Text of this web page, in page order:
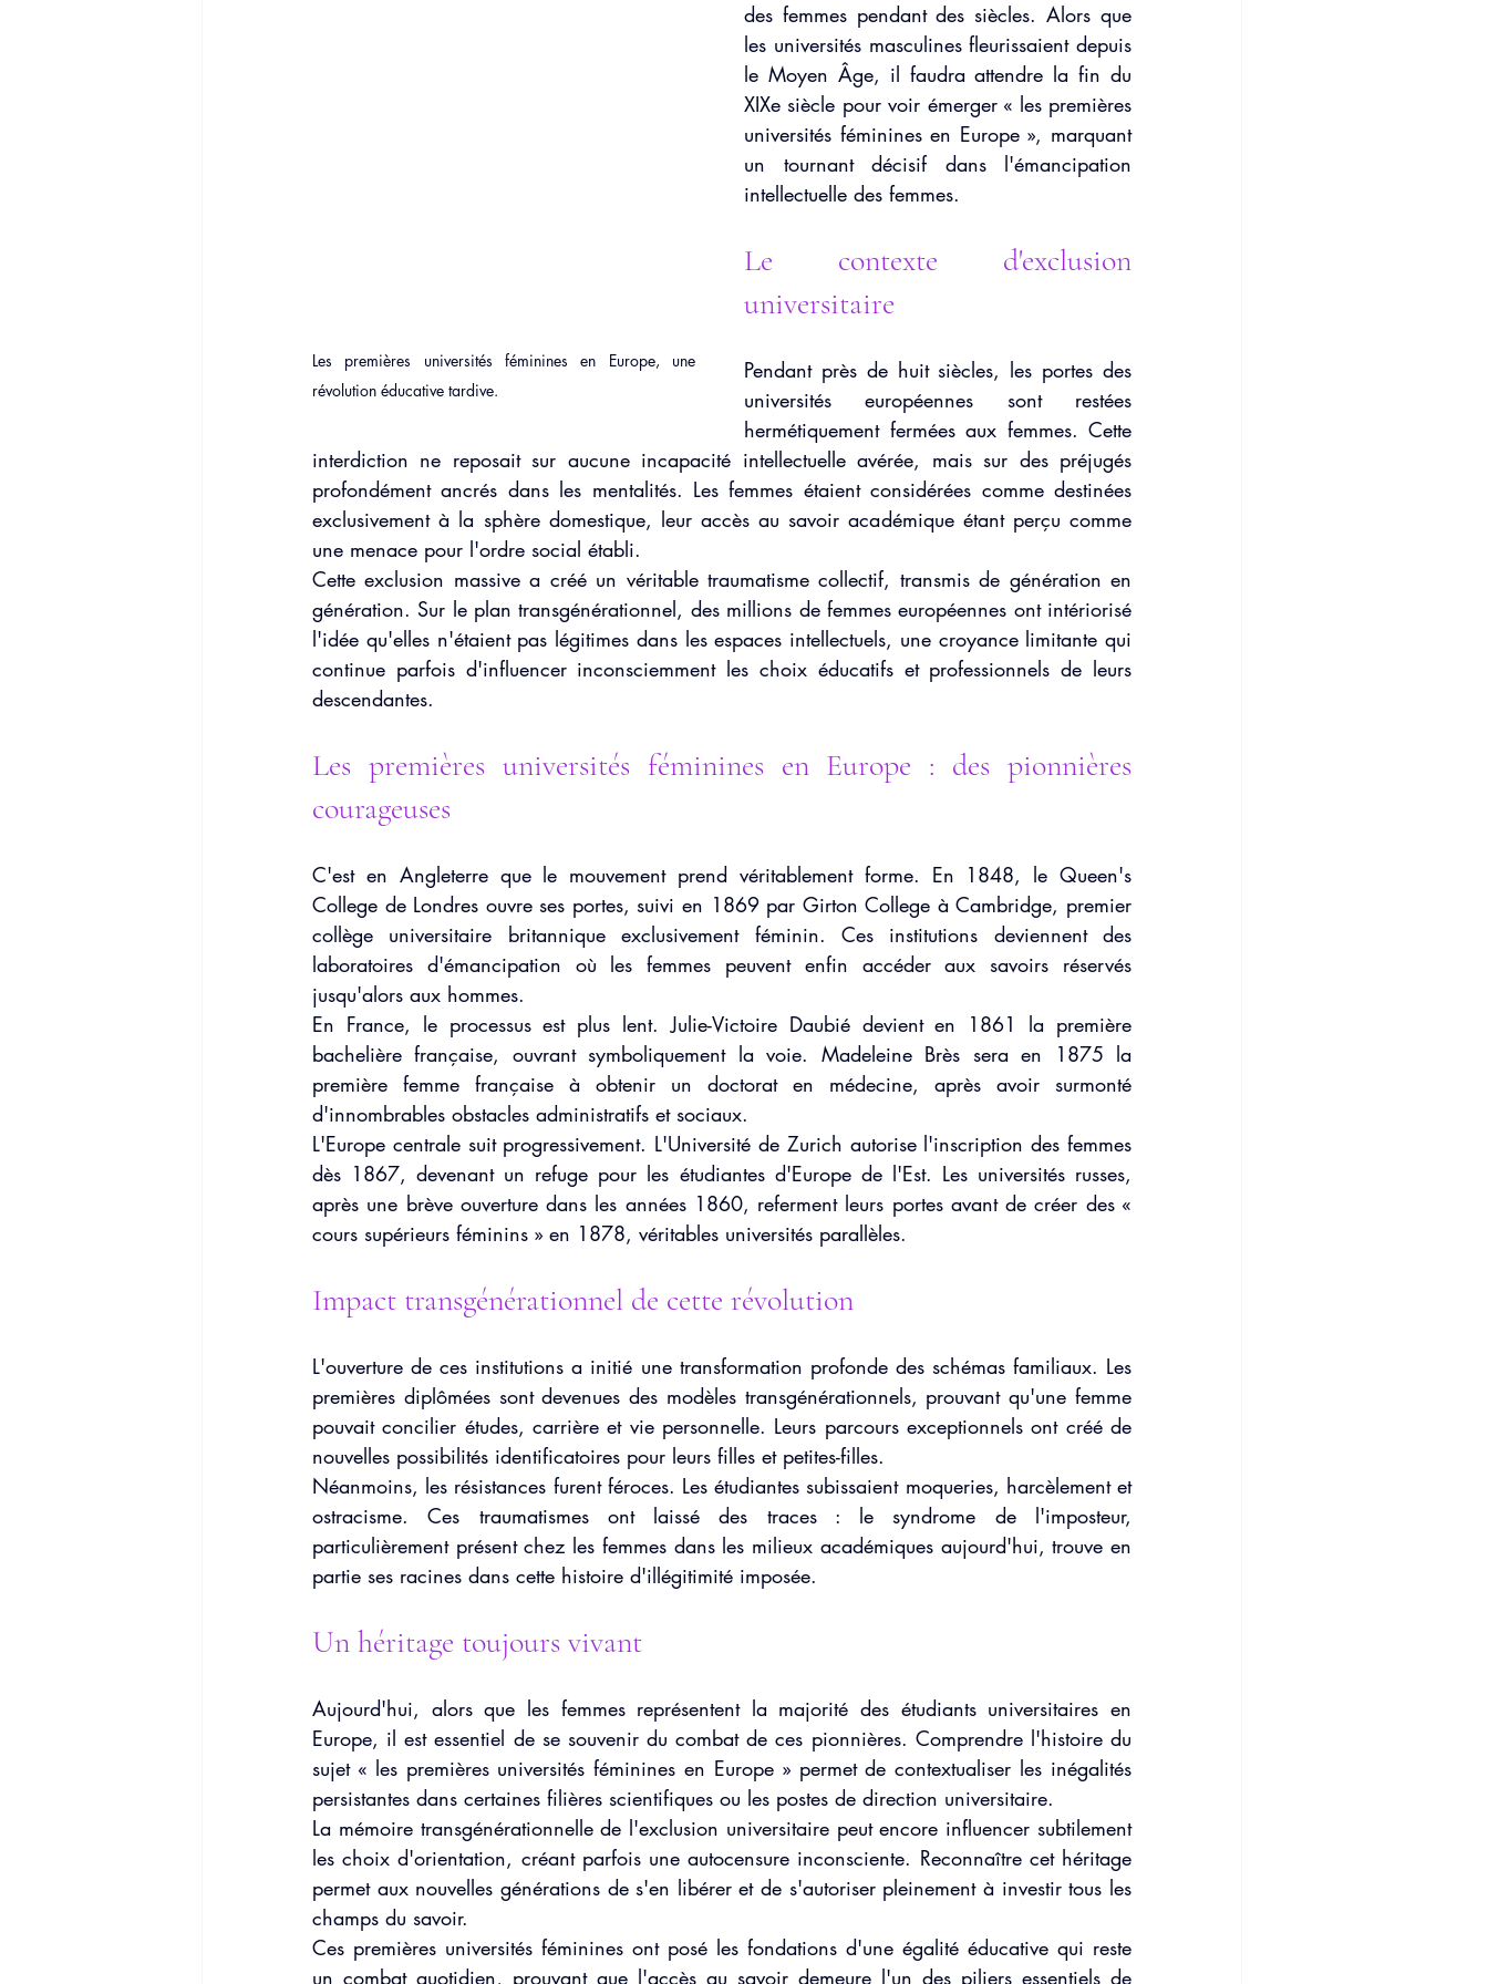
Troubles alimentaires (TCA) Fatigue mentale
Les premières universités féminines en Europe, une
révolution éducative tardive.
des femmes pendant des siècles. Alors que
les universités masculines fleurissaient depuis
le Moyen Âge, il faudra attendre la fin du
XIXe siècle pour voir émerger « les premières
universités féminines en Europe », marquant
un tournant décisif dans l'émancipation
intellectuelle des femmes.
Le contexte d'exclusion
universitaire
Pendant près de huit siècles, les portes des
universités européennes sont restées
hermétiquement fermées aux femmes. Cette
interdiction ne reposait sur aucune incapacité intellectuelle avérée, mais sur des préjugés
profondément ancrés dans les mentalités. Les femmes étaient considérées comme destinées
exclusivement à la sphère domestique, leur accès au savoir académique étant perçu comme
une menace pour l'ordre social établi.
Cette exclusion massive a créé un véritable traumatisme collectif, transmis de génération en
génération. Sur le plan transgénérationnel, des millions de femmes européennes ont intériorisé
l'idée qu'elles n'étaient pas légitimes dans les espaces intellectuels, une croyance limitante qui
continue parfois d'influencer inconsciemment les choix éducatifs et professionnels de leurs
descendantes.
Les premières universités féminines en Europe : des pionnières
courageuses
C'est en Angleterre que le mouvement prend véritablement forme. En 1848, le Queen's
College de Londres ouvre ses portes, suivi en 1869 par Girton College à Cambridge, premier
collège universitaire britannique exclusivement féminin. Ces institutions deviennent des
laboratoires d'émancipation où les femmes peuvent enfin accéder aux savoirs réservés
jusqu'alors aux hommes.
En France, le processus est plus lent. Julie-Victoire Daubié devient en 1861 la première
bachelière française, ouvrant symboliquement la voie. Madeleine Brès sera en 1875 la
première femme française à obtenir un doctorat en médecine, après avoir surmonté
d'innombrables obstacles administratifs et sociaux.
L'Europe centrale suit progressivement. L'Université de Zurich autorise l'inscription des femmes
dès 1867, devenant un refuge pour les étudiantes d'Europe de l'Est. Les universités russes,
après une brève ouverture dans les années 1860, referment leurs portes avant de créer des «
cours supérieurs féminins » en 1878, véritables universités parallèles.
Impact transgénérationnel de cette révolution
L'ouverture de ces institutions a initié une transformation profonde des schémas familiaux. Les
premières diplômées sont devenues des modèles transgénérationnels, prouvant qu'une femme
pouvait concilier études, carrière et vie personnelle. Leurs parcours exceptionnels ont créé de
nouvelles possibilités identificatoires pour leurs filles et petites-filles.
Néanmoins, les résistances furent féroces. Les étudiantes subissaient moqueries, harcèlement et
ostracisme. Ces traumatismes ont laissé des traces : le syndrome de l'imposteur,
particulièrement présent chez les femmes dans les milieux académiques aujourd'hui, trouve en
partie ses racines dans cette histoire d'illégitimité imposée.
Un héritage toujours vivant
Aujourd'hui, alors que les femmes représentent la majorité des étudiants universitaires en
Europe, il est essentiel de se souvenir du combat de ces pionnières. Comprendre l'histoire du
sujet « les premières universités féminines en Europe » permet de contextualiser les inégalités
persistantes dans certaines filières scientifiques ou les postes de direction universitaire.
La mémoire transgénérationnelle de l'exclusion universitaire peut encore influencer subtilement
les choix d'orientation, créant parfois une autocensure inconsciente. Reconnaître cet héritage
permet aux nouvelles générations de s'en libérer et de s'autoriser pleinement à investir tous les
champs du savoir.
Ces premières universités féminines ont posé les fondations d'une égalité éducative qui reste
un combat quotidien, prouvant que l'accès au savoir demeure l'un des piliers essentiels de